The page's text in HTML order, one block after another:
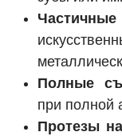
Полные
при полной
Протезы